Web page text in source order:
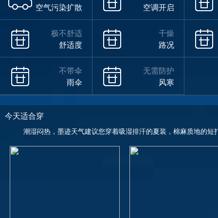
空气污染扩散
空调开启
极不舒适
舒适度
干燥
路况
不带伞
雨伞
无需防护
风寒
今天适合穿
潮湿闷热，墨迹天气建议您穿着吸湿排汗的夏装，棉麻质地的短